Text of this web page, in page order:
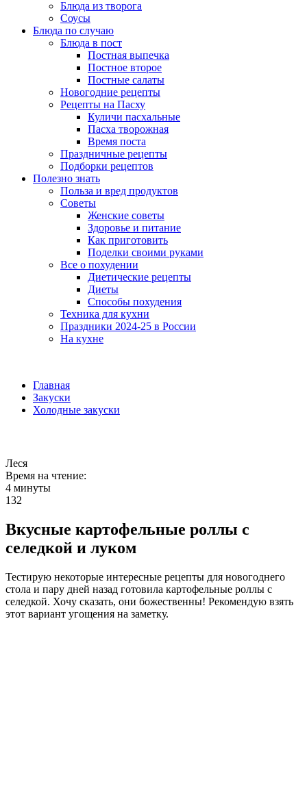
Блюда из творога
Соусы
Блюда по случаю
Блюда в пост
Постная выпечка
Постное второе
Постные салаты
Новогодние рецепты
Рецепты на Пасху
Куличи пасхальные
Пасха творожная
Время поста
Праздничные рецепты
Подборки рецептов
Полезно знать
Польза и вред продуктов
Советы
Женские советы
Здоровье и питание
Как приготовить
Поделки своими руками
Все о похудении
Диетические рецепты
Диеты
Способы похудения
Техника для кухни
Праздники 2024-25 в России
На кухне
Главная
Закуски
Холодные закуски
Леся
Время на чтение:
4 минуты
132
Вкусные картофельные роллы с
селедкой и луком
Тестирую некоторые интересные рецепты для новогоднего
стола и пару дней назад готовила картофельные роллы с
селедкой. Хочу сказать, они божественны! Рекомендую взять
этот вариант угощения на заметку.